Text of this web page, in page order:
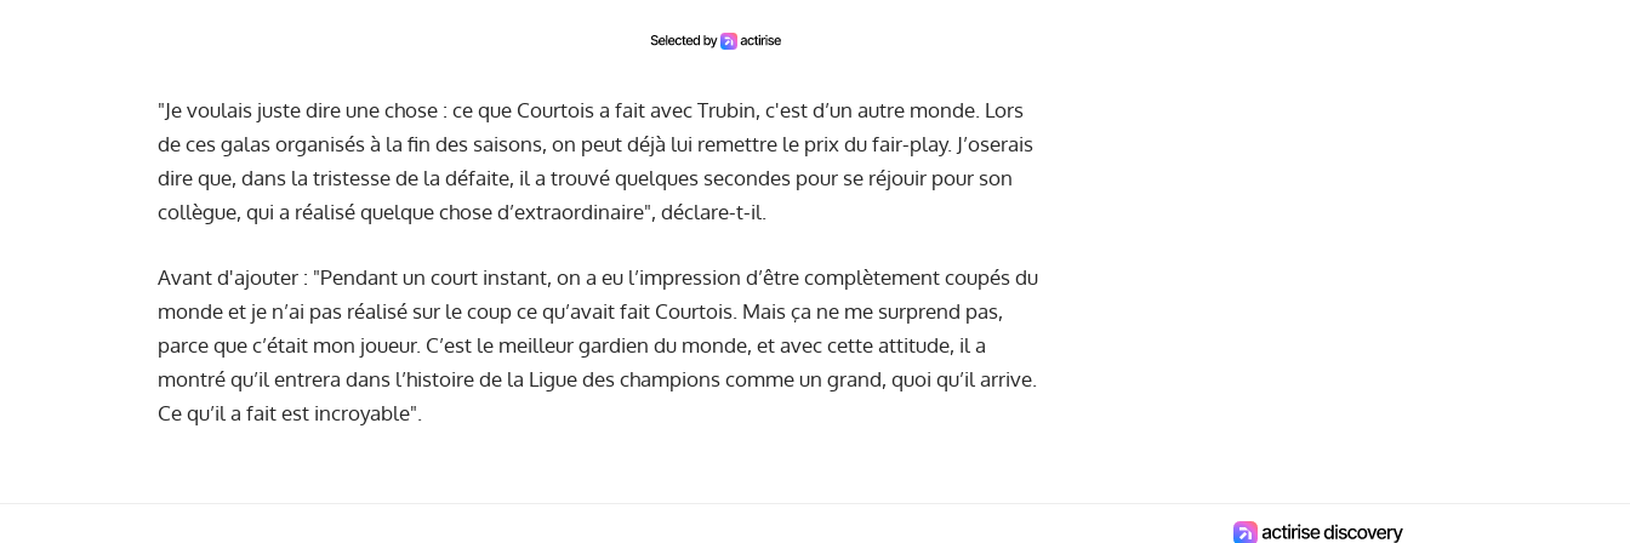
"Je voulais juste dire une chose : ce que Courtois a fait avec Trubin, c'est d’un autre monde. Lors
de ces galas organisés à la fin des saisons, on peut déjà lui remettre le prix du fair-play. J’oserais
dire que, dans la tristesse de la défaite, il a trouvé quelques secondes pour se réjouir pour son
collègue, qui a réalisé quelque chose d’extraordinaire", déclare-t-il.
Avant d'ajouter : "Pendant un court instant, on a eu l’impression d’être complètement coupés du
monde et je n’ai pas réalisé sur le coup ce qu’avait fait Courtois. Mais ça ne me surprend pas,
parce que c’était mon joueur. C’est le meilleur gardien du monde, et avec cette attitude, il a
montré qu’il entrera dans l’histoire de la Ligue des champions comme un grand, quoi qu’il arrive.
Ce qu’il a fait est incroyable".